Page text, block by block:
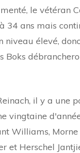
le vétéran
34 ans mais
niveau élevé,
Boks
il y a une
vingtaine
Williams,
et Herschel